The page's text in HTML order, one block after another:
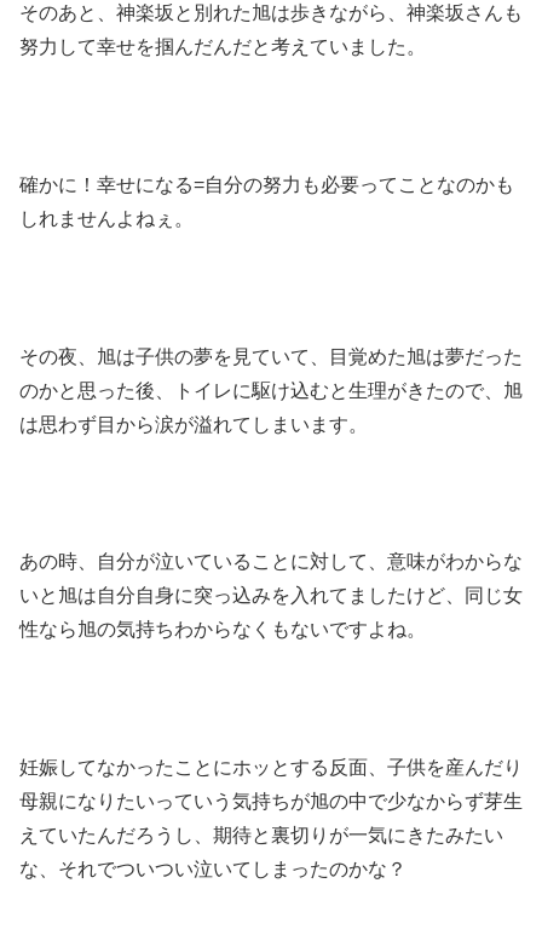
そのあと、神楽坂と別れた旭は歩きながら、神楽坂さんも
努力して幸せを掴んだんだと考えていました。
確かに！幸せになる=自分の努力も必要ってことなのかも
しれませんよねぇ。
その夜、旭は子供の夢を見ていて、目覚めた旭は夢だった
のかと思った後、トイレに駆け込むと生理がきたので、旭
は思わず目から涙が溢れてしまいます。
あの時、自分が泣いていることに対して、意味がわからな
いと旭は自分自身に突っ込みを入れてましたけど、同じ女
性なら旭の気持ちわからなくもないですよね。
妊娠してなかったことにホッとする反面、子供を産んだり
母親になりたいっていう気持ちが旭の中で少なからず芽生
えていたんだろうし、期待と裏切りが一気にきたみたい
な、それでついつい泣いてしまったのかな？